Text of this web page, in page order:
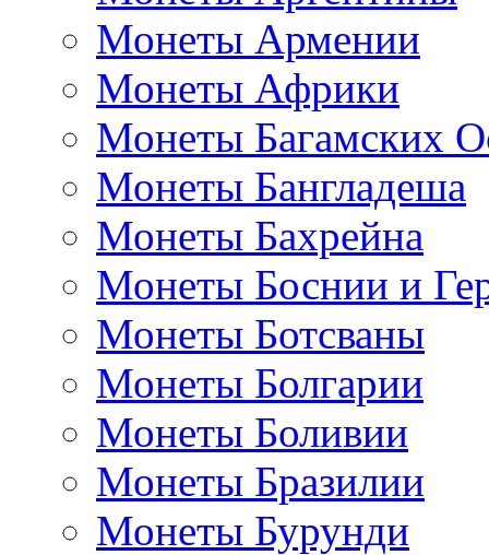
Монеты Армении
Монеты Африки
Монеты Багамских
Монеты Бангладеша
Монеты Бахрейна
Монеты Боснии и
Монеты Ботсваны
Монеты Болгарии
Монеты Боливии
Монеты Бразилии
Монеты Бурунди